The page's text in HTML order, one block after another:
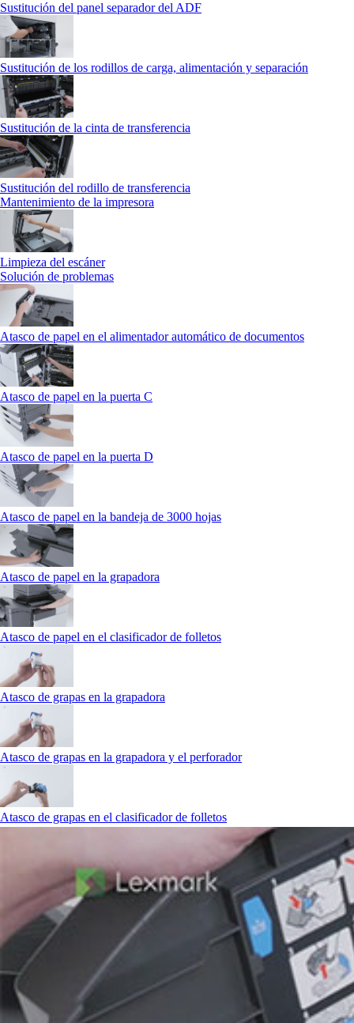
Sustitución del panel separador del ADF
Sustitución de los rodillos de carga, alimentación y separación
Sustitución de la cinta de transferencia
Sustitución del rodillo de transferencia
Mantenimiento de la impresora
Limpieza del escáner
Solución de problemas
Atasco de papel en el alimentador automático de documentos
Atasco de papel en la puerta C
Atasco de papel en la puerta D
Atasco de papel en la bandeja de 3000 hojas
Atasco de papel en la grapadora
Atasco de papel en el clasificador de folletos
Atasco de grapas en la grapadora
Atasco de grapas en la grapadora y el perforador
Atasco de grapas en el clasificador de folletos